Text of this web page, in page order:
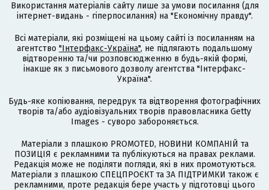
Використання матеріалів сайту лише за умови посилання (для
інтернет-видань - гіперпосилання) на "Економічну правду".
Всі матеріали, які розміщені на цьому сайті із посиланням на
агентство "Інтерфакс-Україна", не підлягають подальшому
відтворенню та/чи розповсюдженню в будь-якій формі,
інакше як з письмового дозволу агентства "Інтерфакс-
Україна".
Будь-яке копіювання, передрук та відтворення фотографічних
творів та/або аудіовізуальних творів правовласника Getty
Images - суворо забороняється.
Матеріали з плашкою PROMOTED, НОВИНИ КОМПАНІЙ та
ПОЗИЦІЯ є рекламними та публікуються на правах реклами.
Редакція може не поділяти погляди, які в них промотуються.
Матеріали з плашкою СПЕЦПРОЄКТ та ЗА ПІДТРИМКИ також є
рекламними, проте редакція бере участь у підготовці цього